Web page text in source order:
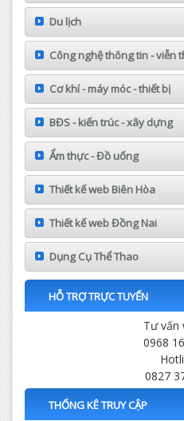
Du lịch
Công nghệ thông tin - viễn
Cơ khí - máy móc - thiết bị
BĐS - kiến trúc - xây dựng
Ẩm thực - Đồ uống
Thiết kế web Biên Hòa
Thiết kế web Đồng Nai
Dụng Cụ Thể Thao
HỖ TRỢ TRỰC TUYẾN
Tư vấn
0968
0827
THỐNG KÊ TRUY CẬP